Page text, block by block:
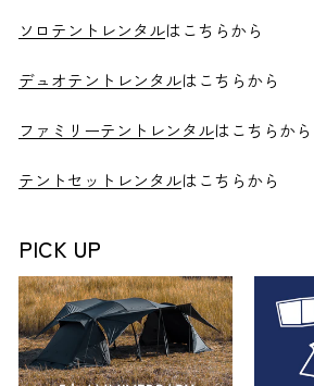
ソロテントレンタルはこちらから
デュオテントレンタルはこちらから
ファミリーテントレンタルはこちらから
テントセットレンタルはこちらから
PICK UP